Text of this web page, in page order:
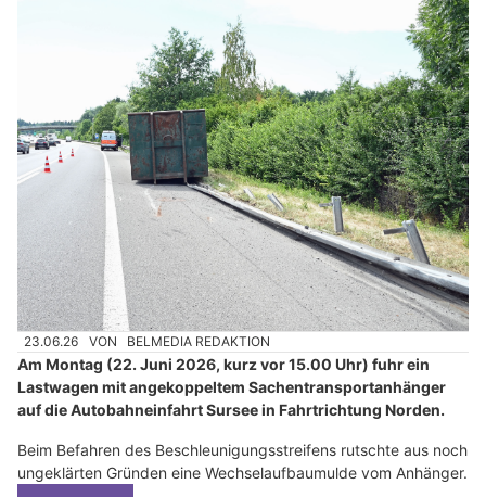
23.06.26 VON BELMEDIA REDAKTION
Am Montag (22. Juni 2026, kurz vor 15.00 Uhr) fuhr ein
Lastwagen mit angekoppeltem Sachentransportanhänger
auf die Autobahneinfahrt Sursee in Fahrtrichtung Norden.
Beim Befahren des Beschleunigungsstreifens rutschte aus noch
ungeklärten Gründen eine Wechselaufbaumulde vom Anhänger.